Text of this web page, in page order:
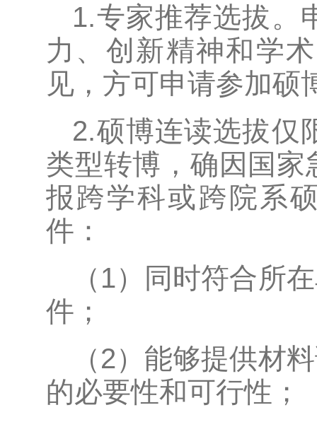
1.专家推荐选拔。
力、创新精神和学
见，方可申请参加硕
2.硕博连读选拔仅
类型转博，确因国
报跨学科或跨院系
件：
（1）同时符合所
件；
（2）能够提供材
的必要性和可行性；